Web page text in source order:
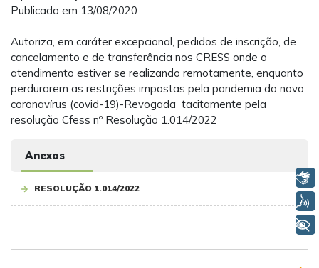
Publicado em 13/08/2020
Autoriza, em caráter excepcional, pedidos de inscrição, de
cancelamento e de transferência nos CRESS onde o
atendimento estiver se realizando remotamente, enquanto
perdurarem as restrições impostas pela pandemia do novo
coronavírus (covid-19)-Revogada tacitamente pela
resolução Cfess nº Resolução 1.014/2022
Anexos
RESOLUÇÃO 1.014/2022